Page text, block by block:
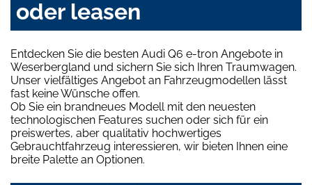
oder leasen
Entdecken Sie die besten Audi Q6 e-tron Angebote in
Weserbergland und sichern Sie sich Ihren Traumwagen.
Unser vielfältiges Angebot an Fahrzeugmodellen lässt
fast keine Wünsche offen.
Ob Sie ein brandneues Modell mit den neuesten
technologischen Features suchen oder sich für ein
preiswertes, aber qualitativ hochwertiges
Gebrauchtfahrzeug interessieren, wir bieten Ihnen eine
breite Palette an Optionen.